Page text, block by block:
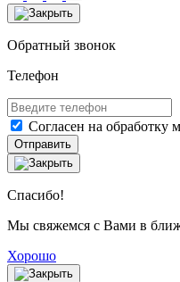
Обратный звонок
Телефон
Согласен на обработку
Отправить
Спасибо!
Мы свяжемся с Вами в
Хорошо